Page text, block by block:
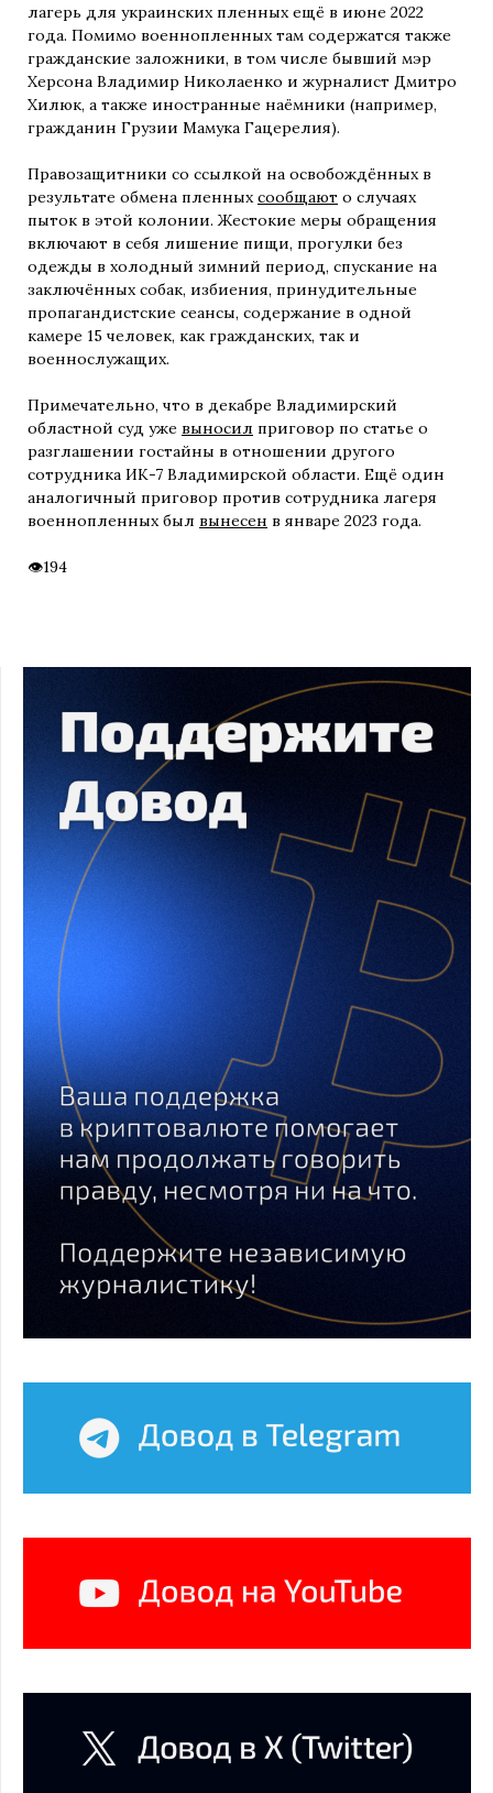
лагерь для украинских пленных ещё в июне 2022
года. Помимо военнопленных там содержатся также
гражданские заложники, в том числе бывший мэр
Херсона Владимир Николаенко и журналист Дмитро
Хилюк, а также иностранные наёмники (например,
гражданин Грузии Мамука Гацерелия).
Правозащитники со ссылкой на освобождённых в
результате обмена пленныхсообщают о случаях
пыток в этой колонии. Жестокие меры обращения
включают в себя лишение пищи, прогулки без
одежды в холодный зимний период, спускание на
заключённых собак, избиения, принудительные
пропагандистские сеансы, содержание в одной
камере 15 человек, как гражданских, так и
военнослужащих.
Примечательно, что в декабре Владимирский
областной суд уже выносил приговор по статье о
разглашении гостайны в отношении другого
сотрудника ИК-7 Владимирской области. Ещё один
аналогичный приговор против сотрудника лагеря
военнопленных был вынесен в январе 2023 года.
194